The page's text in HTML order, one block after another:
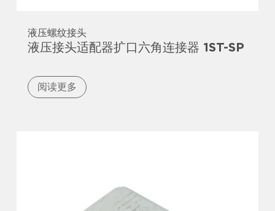
液压螺纹接头
液压接头适配器扩口六角连接器 1ST-SP
阅读更多